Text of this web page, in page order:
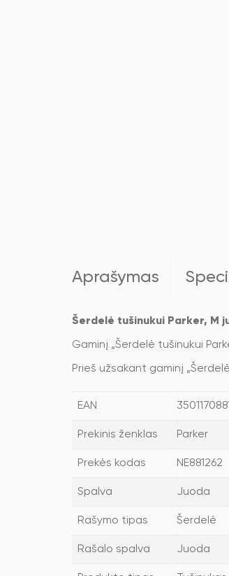
Aprašymas
Šerdelė tušinukui Parker, M
Gaminį „Šerdelė tušinukui
Prieš užsakant gaminį
EAN
Prekinis ženklas Parker
Prekės kodas NE881262
Spalva Juoda
Rašymo tipas Šerdelė
Rašalo spalva Juoda